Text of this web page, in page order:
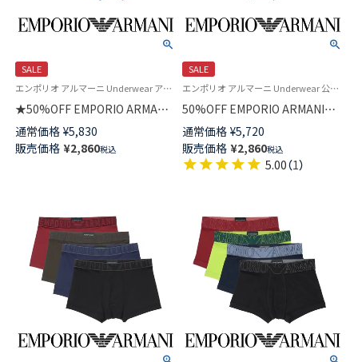
SALE
エンポリオ アルマーニ Underwear アンダーウェア 紳士 下着
★50%OFF EMPORIO ARMANI
ALL OVER MICROFIBER オール
オーバーマイクロファイバー ボ
クサーパンツ 前閉じ EUサイズ
通常価格 ¥5,830
販売価格 ¥2,860税込
SALE
エンポリオ アルマーニ Underwear 公式オンラインショップ
50%OFF EMPORIO ARMANI
ALL OVER PRINTED
MICROFIBER マイクロファイバ
ー ボクサーパンツ 前閉じ EUサ
イズ メンズ 54045350
通常価格 ¥5,720
販売価格 ¥2,860税込
5.00（1）